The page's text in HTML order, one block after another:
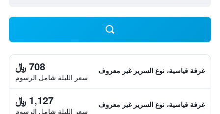
غرفة قياسية، نوع السرير غير معروف 708 ﷼
سعر الليلة شامل الرسوم
غرفة قياسية، نوع السرير غير معروف 1,127 ﷼
سعر الليلة شامل الرسوم